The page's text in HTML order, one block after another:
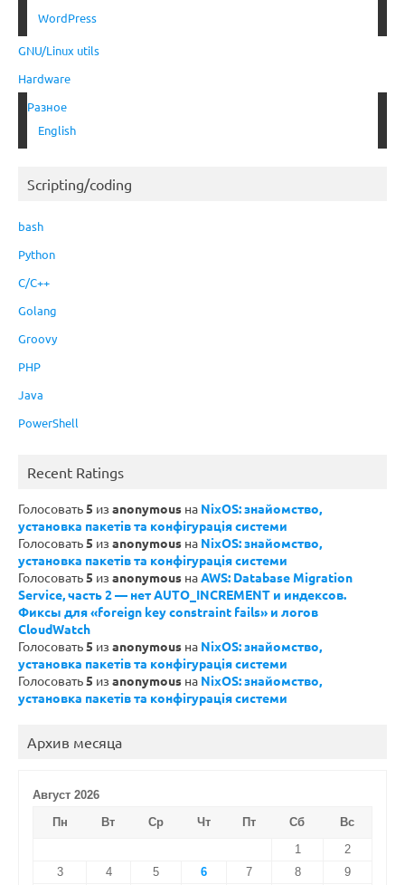
WordPress
GNU/Linux utils
Hardware
Разное
English
Scripting/coding
bash
Python
C/C++
Golang
Groovy
PHP
Java
PowerShell
Recent Ratings
Голосовать5 из anonymous на NixOS: знайомство,
установка пакетів та конфігурація системи
Голосовать5 из anonymous на NixOS: знайомство,
установка пакетів та конфігурація системи
Голосовать5 из anonymous наAWS: Database Migration
Service, часть 2 — нет AUTO_INCREMENT и индексов.
Фиксы для «foreign key constraint fails» и логов
CloudWatch
Голосовать5 из anonymous на NixOS: знайомство,
установка пакетів та конфігурація системи
Голосовать5 из anonymous на NixOS: знайомство,
установка пакетів та конфігурація системи
Архив месяца
Август 2026
Пн
Вт Ср Чт Пт Сб
Вс
1
2
3
4 5 6 7 8 9